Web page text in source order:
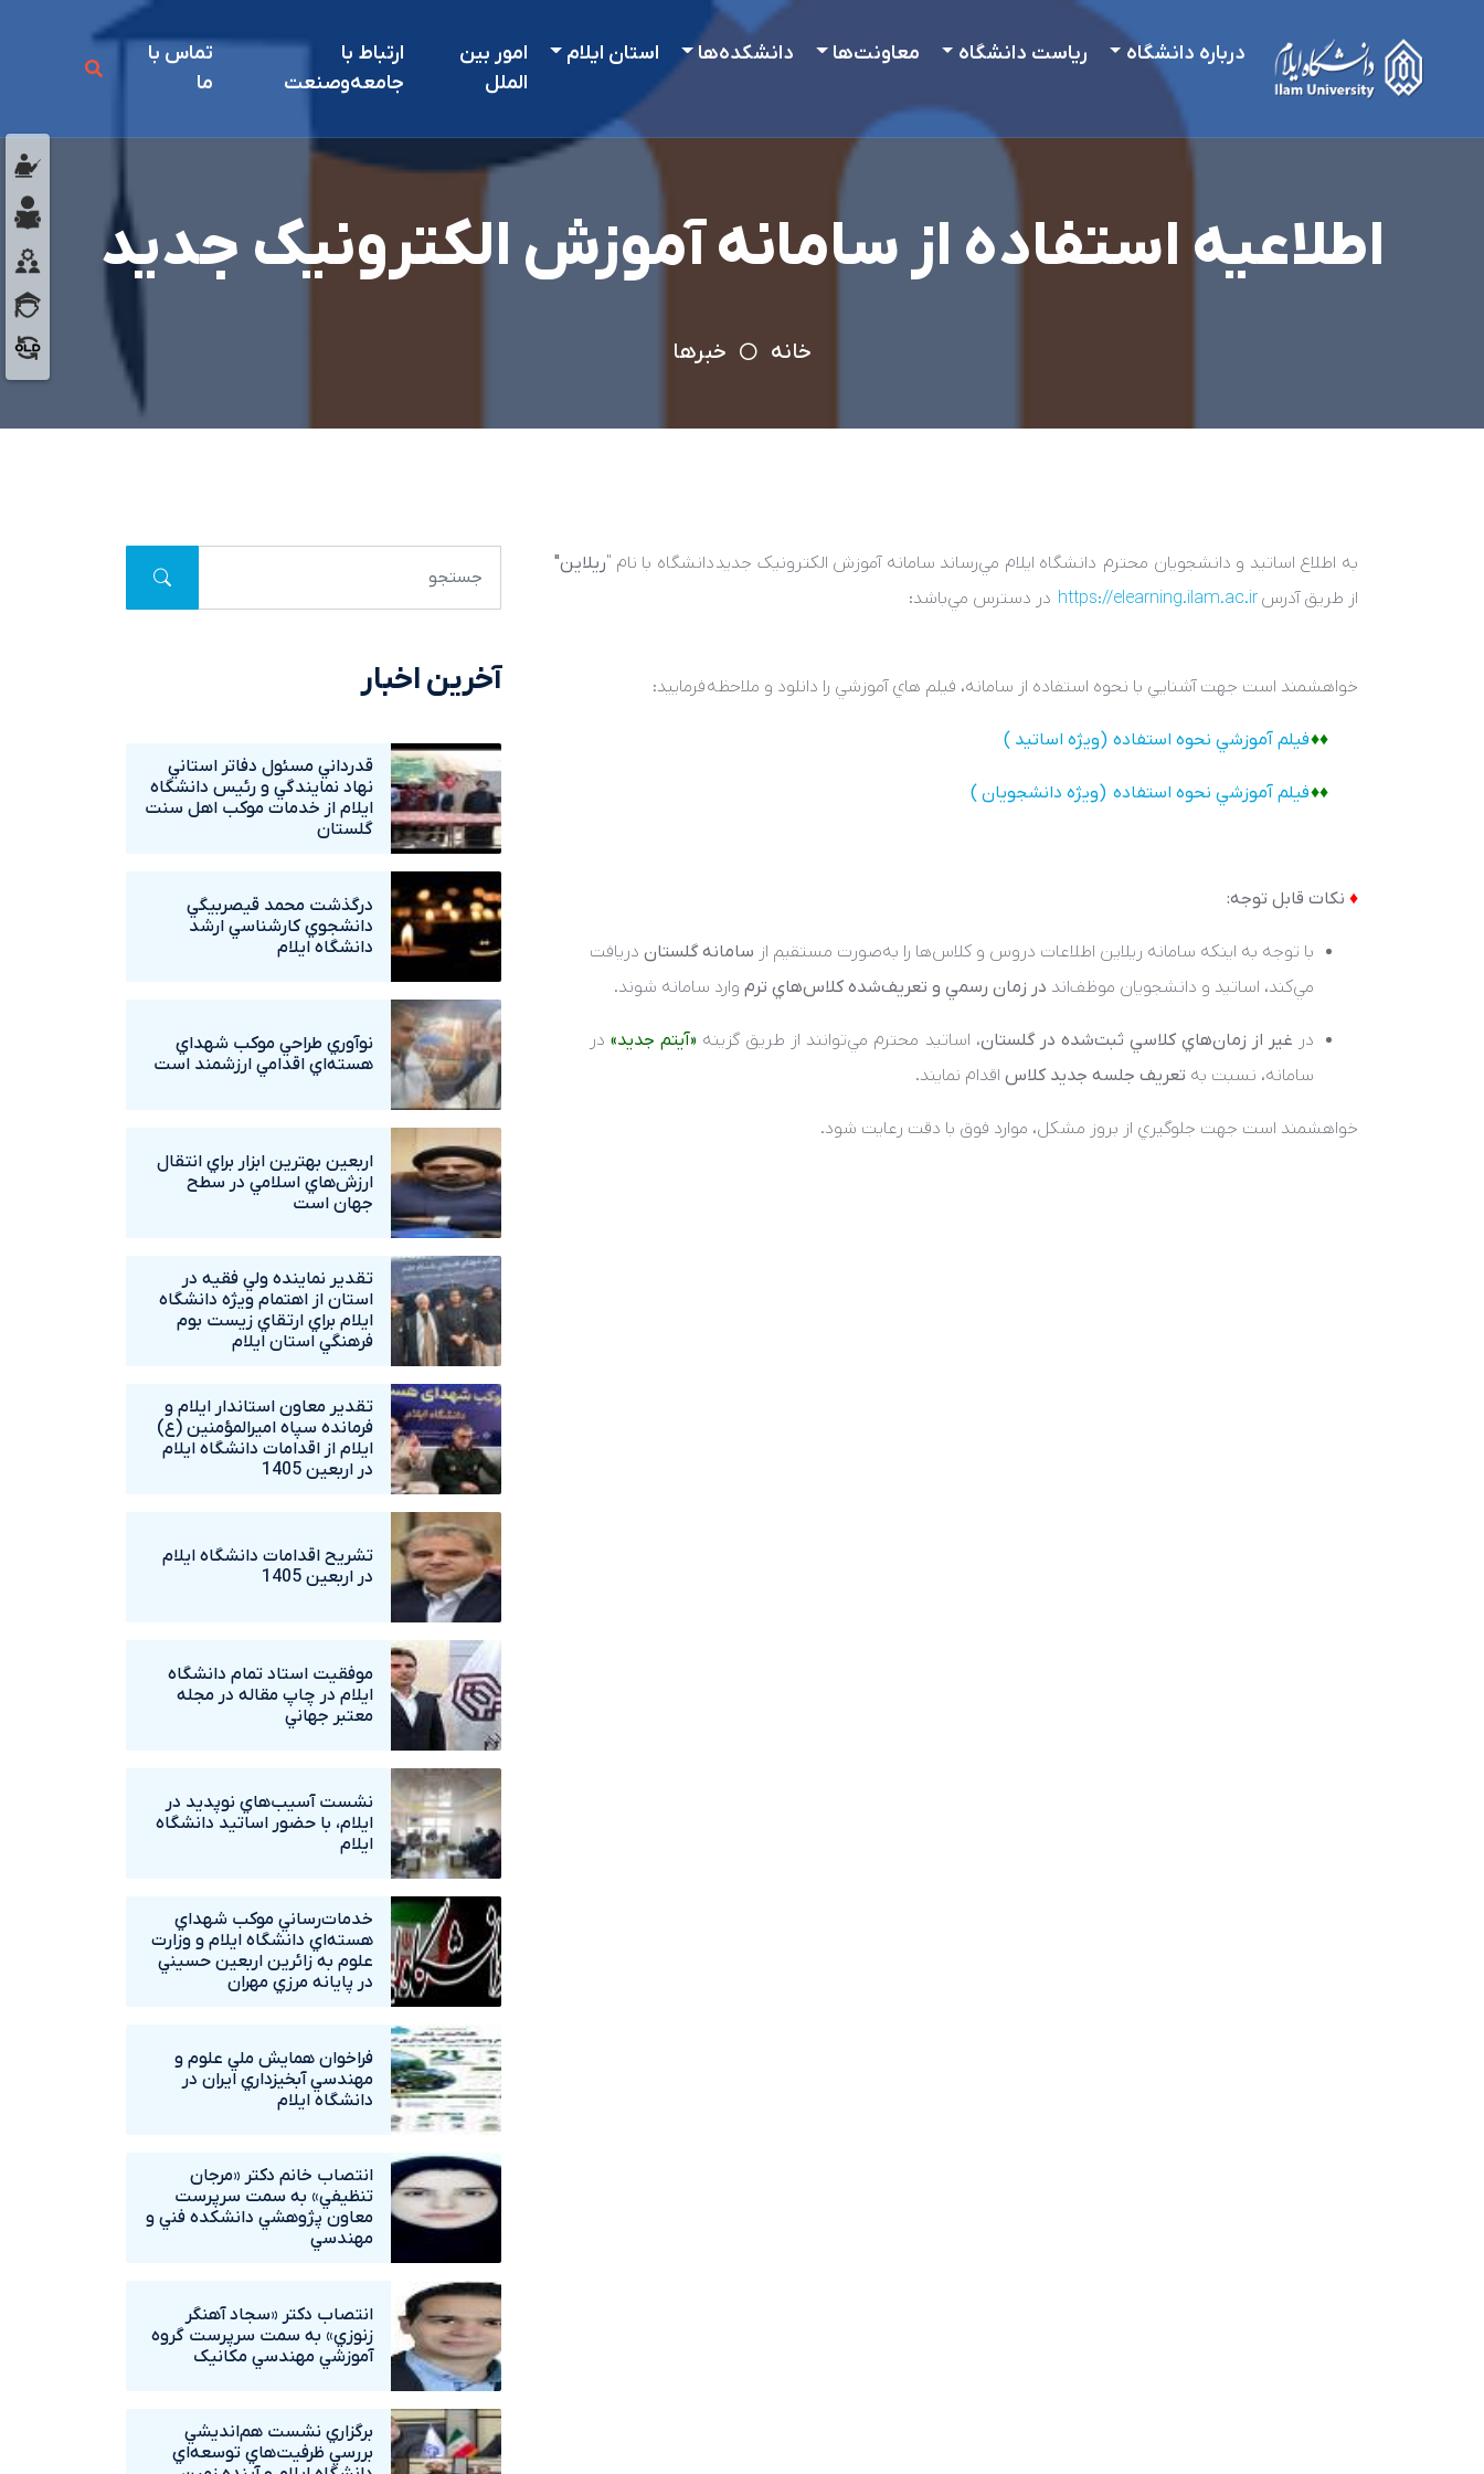
درباره دانشگاه ریاست دانشگاه معاونت‌ها دانشکده‌ها استان ایلام
امور بين
الملل
ارتباط با
جامعه‌و‌صنعت
تماس با
ما
اطلاعیه استفاده از سامانه آموزش الکترونیک جدید
خانه خبرها
به اطلاع اساتيد و دانشجويان محترم دانشگاه ايلام مي‌رساند سامانه آموزش الکترونيک جديد دانشگاه با نام "ريلاين"
از طريق آدرس https://elearning.ilam.ac.ir در دسترس مي‌باشد:
خواهشمند است جهت آشنايي با نحوه استفاده از سامانه، فيلم هاي آموزشي را دانلود و ملاحظه فرماييد:
♦♦فيلم آموزشي نحوه استفاده (ويژه اساتيد )
♦♦فيلم آموزشي نحوه استفاده (ويژه دانشجويان )
♦ نکات قابل توجه:
با توجه به اينکه سامانه ريلاين اطلاعات دروس و کلاس‌ها را به‌صورت مستقيم از سامانه گلستان دريافت
مي‌کند، اساتيد و دانشجويان موظف‌اند در زمان رسمي و تعريف‌شده کلاس‌هاي ترم وارد سامانه شوند.
در غير از زمان‌هاي کلاسي ثبت‌شده در گلستان، اساتيد محترم مي‌توانند از طريق گزينه «آيتم جديد»در
سامانه، نسبت به تعريف جلسه جديد کلاس اقدام نمايند.
خواهشمند است جهت جلوگيري از بروز مشکل، موارد فوق با دقت رعايت شود.
آخرین اخبار
قدرداني مسئول دفاتر استاني
نهاد نمايندگي و رئيس دانشگاه
ايلام از خدمات موکب اهل سنت
گلستان
درگذشت محمد قيصربيگي
دانشجوي کارشناسي ارشد
دانشگاه ايلام
نوآوري طراحي موکب شهداي
هسته‌اي اقدامي ارزشمند است
اربعين بهترين ابزار براي انتقال
ارزش‌هاي اسلامي در سطح
جهان است
تقدير نماينده ولي فقيه در
استان از اهتمام ويژه دانشگاه‌
ايلام براي ارتقاي زيست بوم
فرهنگي استان ايلام
تقدير معاون استاندار ايلام و
فرمانده سپاه اميرالمؤمنين (ع)
ايلام از اقدامات دانشگاه ايلام
در اربعين 1405
تشريح اقدامات دانشگاه ايلام
در اربعين 1405
موفقيت استاد تمام دانشگاه
ايلام در چاپ مقاله در مجله
معتبر جهاني
نشست آسيب‌هاي نوپديد در
ايلام، با حضور اساتيد دانشگاه
ايلام
خدمات‌رساني موکب شهداي
هسته‌اي دانشگاه ايلام و وزارت
علوم به زائرين اربعين حسيني
در پايانه مرزي مهران
فراخوان همايش ملي علوم و
مهندسي آبخيزداري ايران در
دانشگاه ايلام
انتصاب خانم دکتر «مرجان
تنظيفي» به سمت سرپرست
معاون پژوهشي دانشکده فني و
مهندسي
انتصاب دکتر «سجاد آهنگر
زنوزي» به سمت سرپرست گروه
آموزشي مهندسي مکانيک
برگزاري نشست هم‌انديشي
بررسي ظرفيت‌هاي توسعه‌اي